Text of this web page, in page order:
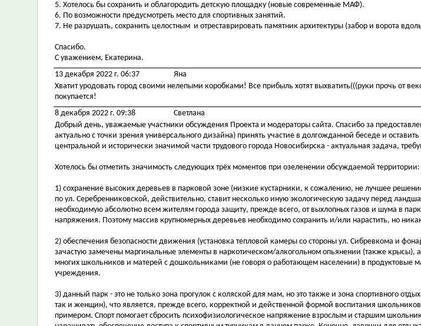
5. Хотелось бы сохранить и облагородить детскую площадку (новые современные МАФ).
6. По возможности предусмотреть место для спортивных занятий.
7. Не разрушать, сохранить целостным и отреставрировать памятник архитектуры (забор и ворота
Спасибо.
С уважением, Екатерина.
13 декабря 2022 г. 06:37
Яна
Хватит уродовать город своими нелепыми коробками! Все прибыль хотят выхватить(((руки прочь от
покупается!
8 декабря 2022 г. 09:38
Светлана
Добрый день, уважаемые участники обсуждения Проекта и модераторы сайта. Спасибо за
актуально с точки зрения универсального дизайна) принять участие в долгожданной беседе и
центральной и исторически значимой части трудового города Новосибирска - актуальная задача,
Хотелось бы отметить значимость следующих трёх моментов при озеленении обсуждаемой территории:
1) сохранение высоких деревьев в парковой зоне (низкие кустарники, к сожалению, не лучшее
по ул. Серебренниковской, действительно, ставит несколько иную экологическую задачу перед
необходимую абсолютно всем жителям города защиту, прежде всего, от выхлопных газов и шума в
напряжения. Поэтому массив крупномерных деревьев необходимо сохранить и/или нарастить, но
2) обеспечения безопасности движения (установка тепловой камеры со стороны ул. Сибревкома и
зачастую замечены маргинальные элементы в наркотическом/алкогольном опьянении (также крысы),
многих школьников и матерей с дошкольниками (не говоря о работающем населении) в продуктовые
учреждения.
3) данный парк - это не только зона прогулок с коляской для мам, но это также и зона спортивного
так и женщин), что является, прежде всего, корректной и действенной формой воспитания
примером. Спорт помогает сбросить психофизиологическое напряжение взрослым и старшим